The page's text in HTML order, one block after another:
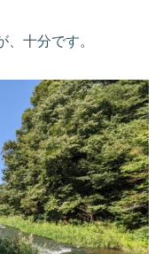
十分です。